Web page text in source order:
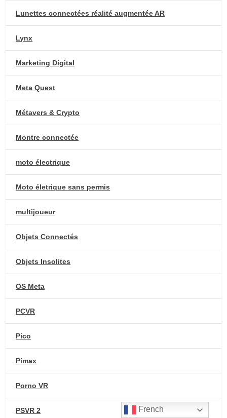
Lunettes connectées réalité augmentée AR
Lynx
Marketing Digital
Meta Quest
Métavers & Crypto
Montre connectée
moto électrique
Moto életrique sans permis
multijoueur
Objets Connectés
Objets Insolites
OS Meta
PCVR
Pico
Pimax
Porno VR
PSVR 2 French